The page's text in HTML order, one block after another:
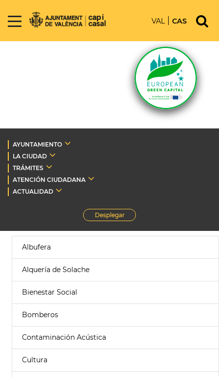
VAL CAS
AYUNTAMIENTO
LA CIUDAD
TRÁMITES
ATENCIÓN CIUDADANA
ACTUALIDAD
Desplegar
Albufera
Alquería de Solache
Bienestar Social
Bomberos
Contaminación Acústica
Cultura